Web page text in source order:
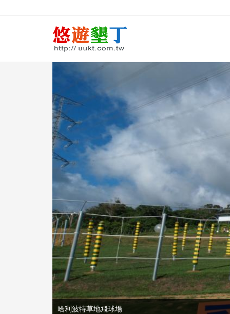
哈利波特草地飛球場